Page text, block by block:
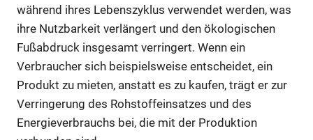
während ihres Lebenszyklus verwendet werden, was
ihre Nutzbarkeit verlängert und den ökologischen
Fußabdruck insgesamt verringert. Wenn ein
Verbraucher sich beispielsweise entscheidet, ein
Produkt zu mieten, anstatt es zu kaufen, trägt er zur
Verringerung des Rohstoffeinsatzes und des
Energieverbrauchs bei, die mit der Produktion